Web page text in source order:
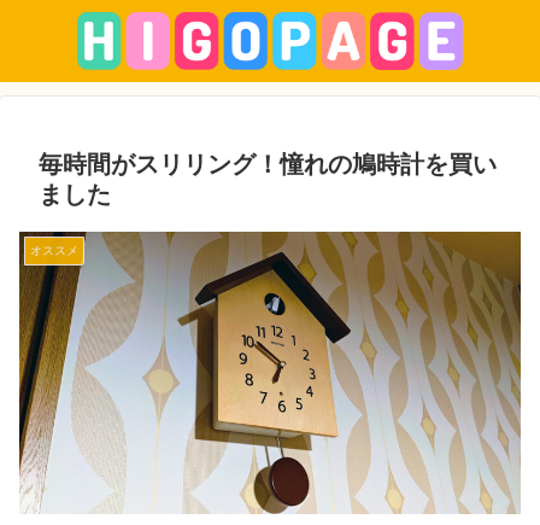
毎時間がスリリング！憧れの鳩時計を買い
ました
オススメ